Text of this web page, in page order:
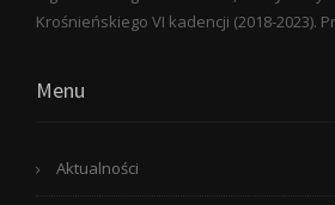
Krośnieńskiego VI kadencji (2018-2023).
Menu
Aktualności